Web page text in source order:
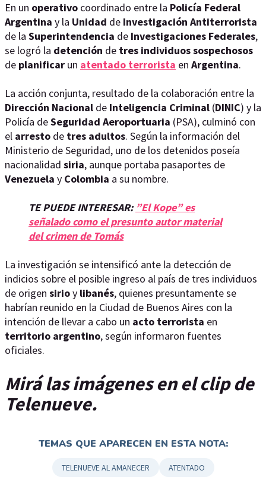
En un operativo coordinado entre la Policía Federal
Argentina y la Unidad de Investigación Antiterrorista
de la Superintendencia de Investigaciones Federales,
se logró la detención de tres individuossospechosos
de planificar un atentado terrorista en Argentina.
La acción conjunta, resultado de la colaboración entre la
Dirección Nacional de Inteligencia Criminal (DINIC) y la
Policía deSeguridad Aeroportuaria (PSA), culminó con
el arresto de tres adultos. Según la información del
Ministerio de Seguridad, uno de los detenidos poseía
nacionalidad siria, aunque portaba pasaportes de
Venezuela y Colombia a su nombre.
TE PUEDE INTERESAR: ”El Kope” es
señalado como el presunto autor material
del crimen de Tomás
La investigación se intensificó ante la detección de
indicios sobre el posible ingreso al país de tres individuos
de origen sirioy libanés, quienes presuntamente se
habrían reunido en la Ciudad de Buenos Aires con la
intención de llevar a cabo un acto terrorista en
territorio argentino, según informaron fuentes
oficiales.
Mirá las imágenes en el clip de
Telenueve.
TEMAS QUE APARECEN EN ESTA NOTA:
TELENUEVE AL AMANECER ATENTADO